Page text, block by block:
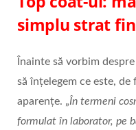
simplu strat
Înainte să vorbim
să înțelegem ce este,
aparențe. „În termeni
formulat în laborator, pe